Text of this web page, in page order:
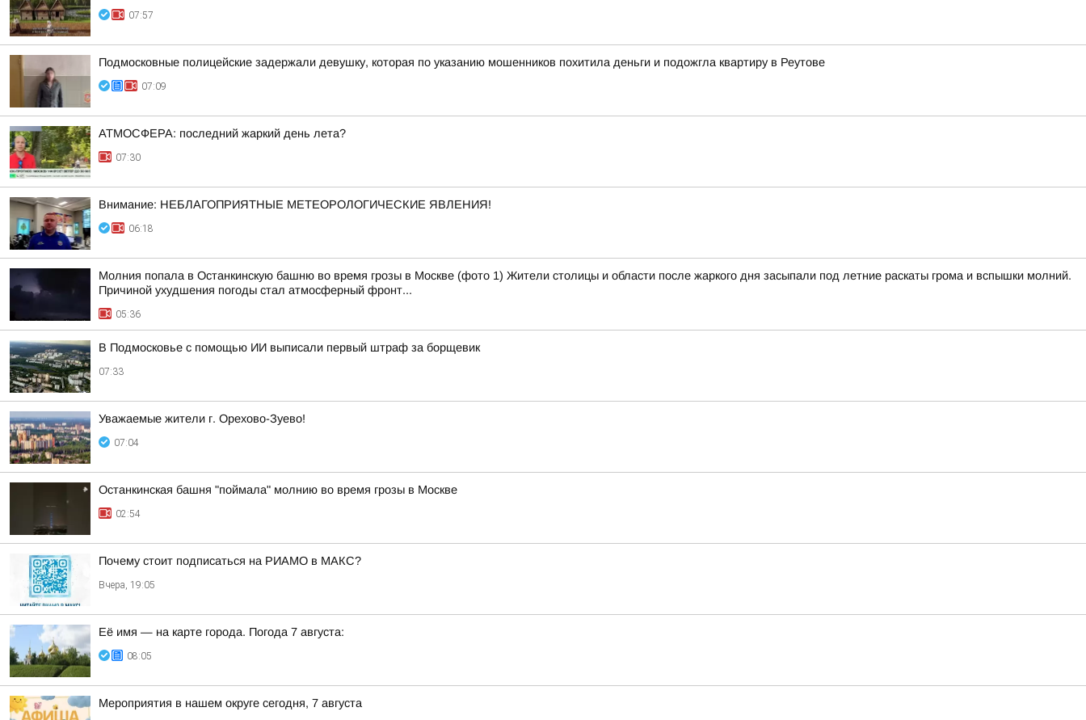
07:57
Подмосковные полицейские задержали девушку, которая по указанию мошенников похитила деньги и подожгла квартиру в Реутове
07:09
АТМОСФЕРА: последний жаркий день лета?
07:30
Внимание: НЕБЛАГОПРИЯТНЫЕ МЕТЕОРОЛОГИЧЕСКИЕ ЯВЛЕНИЯ!
06:18
Молния попала в Останкинскую башню во время грозы в Москве (фото 1) Жители столицы и области после жаркого дня засыпали под летние раскаты грома и вспышки молний.
Причиной ухудшения погоды стал атмосферный фронт...
05:36
В Подмосковье с помощью ИИ выписали первый штраф за борщевик
07:33
Уважаемые жители г. Орехово-Зуево!
07:04
Останкинская башня "поймала" молнию во время грозы в Москве
02:54
Почему стоит подписаться на РИАМО в МАКС?
Вчера, 19:05
Её имя — на карте города. Погода 7 августа:
08:05
Мероприятия в нашем округе сегодня, 7 августа